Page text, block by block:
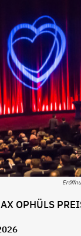
OPHÜLS